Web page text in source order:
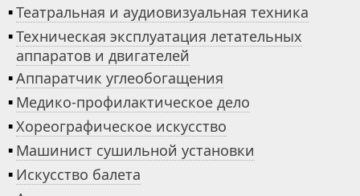
▪Театральная и аудиовизуальная техника
▪Техническая эксплуатация летательных
аппаратов и двигателей
▪Аппаратчик углеобогащения
▪ Медико-профилактическое дело
▪Хореографическое искусство
▪ Машинист сушильной установки
▪ Искусство балета